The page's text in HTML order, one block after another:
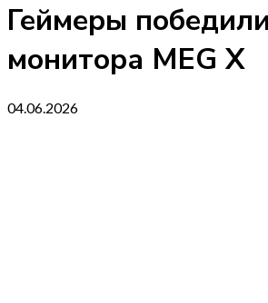
Геймеры
монитора MEG X
04.06.2026